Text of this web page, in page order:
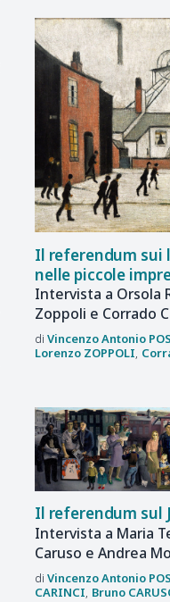
Il referendum sui
nelle piccole
Intervista a Orsola
Zoppoli e Corrado
Vincenzo Antonio
Lorenzo ZOPPOLI
Il referendum sul
Intervista a Maria
Caruso e Andrea
Vincenzo Antonio
CARINCI Bruno